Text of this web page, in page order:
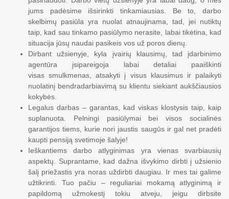
jums padėsime išsirinkti tinkamiausias. Be to, darbo
skelbimų pasiūla yra nuolat atnaujinama, tad, jei nutiktų
taip, kad sau tinkamo pasiūlymo nerasite, labai tikėtina, kad
situacija jūsų naudai pasikeis vos už poros dienų.
Dirbant užsienyje, kyla įvairių klausimų, tad įdarbinimo
agentūra įsipareigoja labai detaliai paaiškinti
visas smulkmenas, atsakyti į visus klausimus ir palaikyti
nuolatinį bendradarbiavimą su klientu siekiant aukščiausios
kokybės.
Legalus darbas – garantas, kad viskas klostysis taip, kaip
suplanuota. Pelningi pasiūlymai bei visos socialinės
garantijos tiems, kurie nori jaustis saugūs ir gal net pradėti
kaupti pensiją svetimoje šalyje!
Ieškantiems darbo atlyginimas yra vienas svarbiausių
aspektų. Suprantame, kad dažna išvykimo dirbti į užsienio
šalį priežastis yra noras uždirbti daugiau. Ir mes tai galime
užtikrinti. Tuo pačiu – reguliariai mokamą atlyginimą ir
papildomą užmokestį tokiu atveju, jeigu dirbsite